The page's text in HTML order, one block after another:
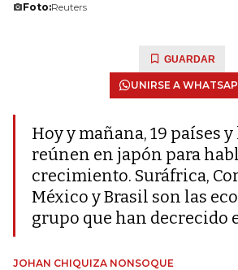
Foto:Reuters
GUARDAR
UNIRSE A
Hoy y mañana, 19 países y
reúnen en japón para
crecimiento. Suráfrica,
México y Brasil son las
grupo que han decrecido
JOHAN CHIQUIZA NONSOQUE